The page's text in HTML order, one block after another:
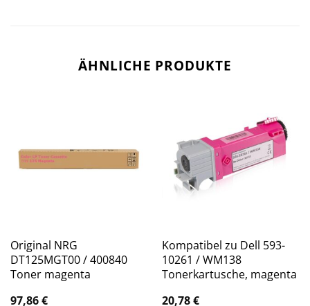
ÄHNLICHE PRODUKTE
Original NRG
DT125MGT00 / 400840
Toner magenta
97,86€
Kompatibel zu Dell 593-
10261 / WM138
Tonerkartusche, magenta
20,78€